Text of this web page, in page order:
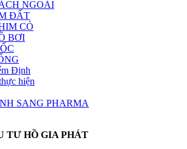
NGOÀI
ĐẤT
CỎ
BƠI
Định
hiện
SANG PHARMA
TƯ HỒ GIA PHÁT